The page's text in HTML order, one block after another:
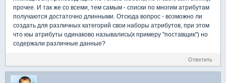
прочее. И так же со всеми, тем самым - списки по многим атрибутам
получаются достаточно длинными. Отсюда вопрос - возможно ли
создать для различных категорий свои наборы атрибутов, при этом
что юы атрибуты одинаково назывались(к примеру "поставщик") но
содержали различные данные?
Ответить